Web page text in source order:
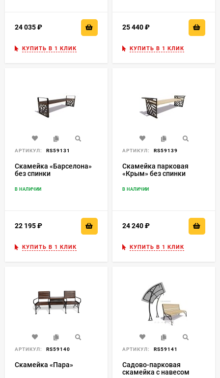
24 035
КУПИТЬ В 1 КЛИК
25 440
КУПИТЬ В 1 КЛИК
АРТИКУЛ: RS59131
Скамейка «Барселона»
без спинки
В НАЛИЧИИ
22 195
КУПИТЬ В 1 КЛИК
АРТИКУЛ: RS59139
Скамейка парковая
«Крым» без спинки
В НАЛИЧИИ
24 240
КУПИТЬ В 1 КЛИК
АРТИКУЛ: RS59140
Скамейка «Пара»
АРТИКУЛ: RS59141
Садово-парковая
скамейка с навесом